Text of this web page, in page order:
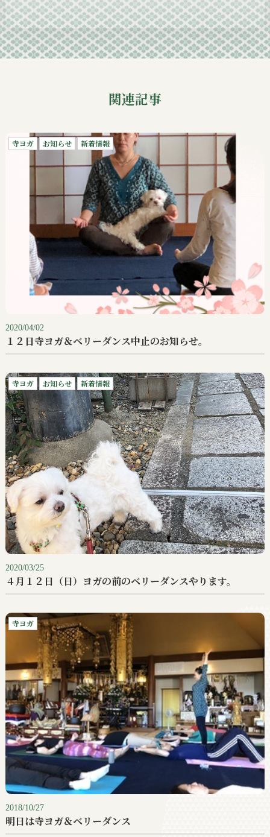
2024-09
関連記事
寺ヨガ お知らせ 新着情報
2020/04/02
１２日寺ヨガ＆ベリーダンス中止のお知らせ。
寺ヨガ お知らせ 新着情報
2020/03/25
４月１２日（日）ヨガの前のベリーダンスやります。
寺ヨガ
2018/10/27
明日は寺ヨガ＆ベリーダンス